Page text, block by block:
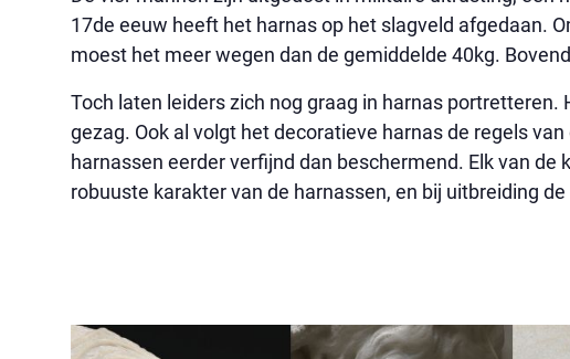
17de eeuw heeft het harnas op het slagveld afgedaan.
moest het meer wegen dan de gemiddelde 40kg.
Toch laten leiders zich nog graag in harnas
gezag. Ook al volgt het decoratieve harnas de regels
harnassen eerder verfijnd dan beschermend. Elk van
robuuste karakter van de harnassen, en bij uitbreiding